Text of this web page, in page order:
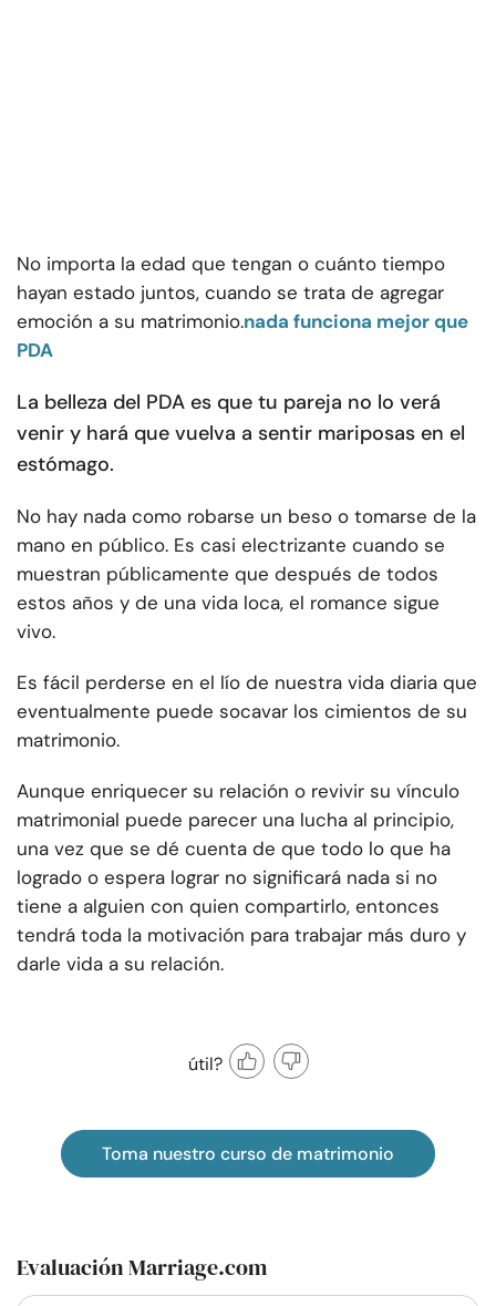
No importa la edad que tengan o cuánto tiempo
hayan estado juntos, cuando se trata de agregar
emoción a su matrimonio.nada funciona mejor que
PDA
La belleza del PDA es que tu pareja no lo verá
venir y hará que vuelva a sentir mariposas en el
estómago.
No hay nada como robarse un beso o tomarse de la
mano en público. Es casi electrizante cuando se
muestran públicamente que después de todos
estos años y de una vida loca, el romance sigue
vivo.
Es fácil perderse en el lío de nuestra vida diaria que
eventualmente puede socavar los cimientos de su
matrimonio.
Aunque enriquecer su relación o revivir su vínculo
matrimonial puede parecer una lucha al principio,
una vez que se dé cuenta de que todo lo que ha
logrado o espera lograr no significará nada si no
tiene a alguien con quien compartirlo, entonces
tendrá toda la motivación para trabajar más duro y
darle vida a su relación.
útil?
Toma nuestro curso de matrimonio
Evaluación Marriage.com